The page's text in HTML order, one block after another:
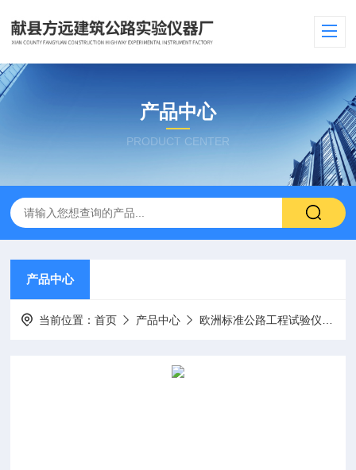
产品中心
PRODUCT CENTER
产品中心
当前位置：首页 产品中心 欧洲标准公路工程试验仪器